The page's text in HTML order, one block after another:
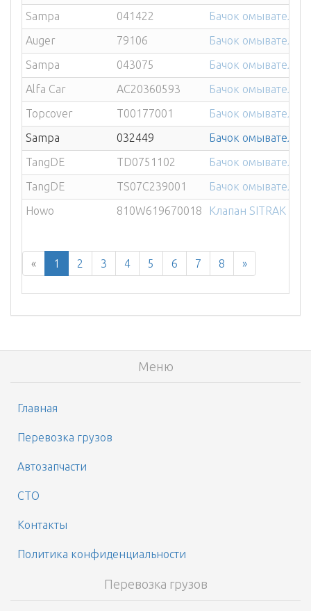
Sampa
041422
Бачок омывателя
Auger
79106
Бачок омывателя
Sampa
043075
Бачок омывателя
Alfa Car
AC20360593
Бачок омывателя
Topcover
T00177001
Бачок омывателя
Sampa
032449
Бачок омывателя
TangDE
TD0751102
Бачок омывателя
TangDE
TS07C239001
Бачок омывателя
Howo
810W619670018 Клапан SITRAK
« 1 2 3 4 5 6 7 8 »
Меню
Главная
Перевозка грузов
Автозапчасти
СТО
Контакты
Политика конфиденциальности
Перевозка грузов